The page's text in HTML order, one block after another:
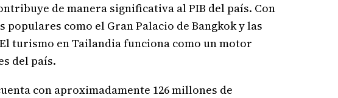
de manera significativa al PIB del país. Con
como el Gran Palacio de Bangkok y las
turismo en Tailandia funciona como un motor
del país.
con aproximadamente 126 millones de